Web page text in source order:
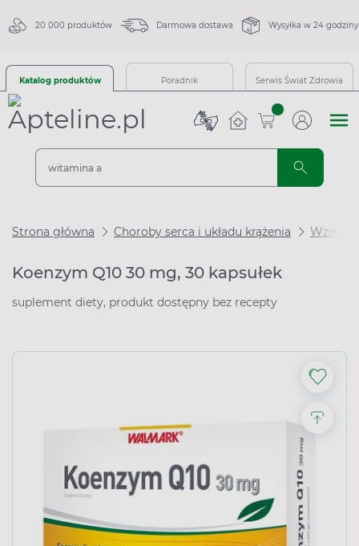
20 000 produktów Darmowa dostawa Wysyłka w 24 godziny
Katalog produktów Poradnik Serwis Świat Zdrowia
sztuk
Strona główna Choroby serca i układu krążenia
Koenzym Q10 30 mg, 30 kapsułek
suplement diety, produkt dostępny bez recepty